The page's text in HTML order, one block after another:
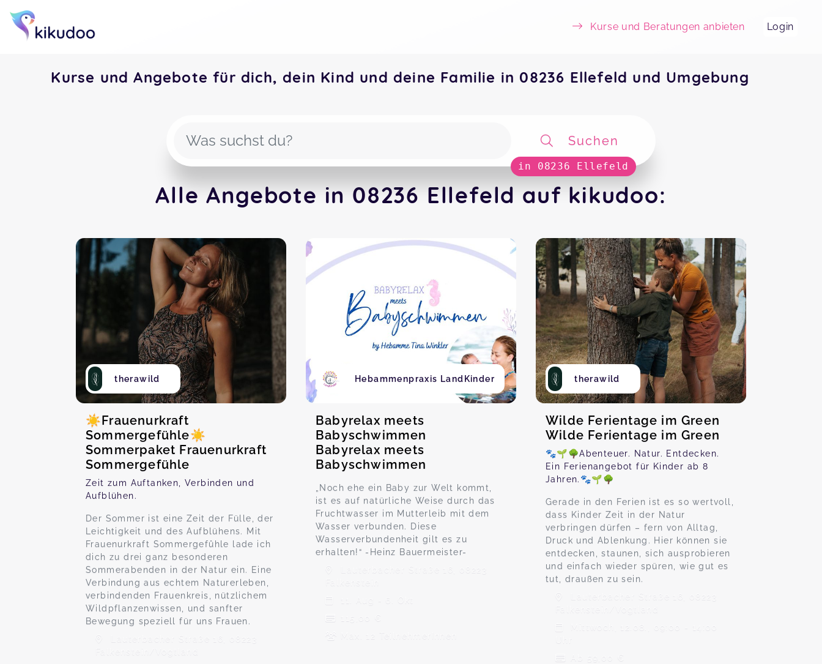
Kurse und Beratungen anbieten Login
Kurse und Angebote für dich, dein Kind und deine Familie in 08236 Ellefeld und Umgebung
Suchen
in 08236 Ellefeld
Alle Angebote in 08236 Ellefeld auf kikudoo:
therawild
☀️Frauenurkraft
Sommergefühle☀️
Sommerpaket Frauenurkraft
Sommergefühle
Zeit zum Auftanken, Verbinden und
Aufblühen.
Der Sommer ist eine Zeit der Fülle, der
Leichtigkeit und des Aufblühens. Mit
Frauenurkraft Sommergefûhle lade ich
dich zu drei ganz besonderen
Sommerabenden in der Natur ein. Eine
Verbindung aus echtem Naturerleben,
verbindenden Frauenkreis, nützlichem
Wildpflanzenwissen, und sanfter
Bewegung speziell für uns Frauen.
Lauterbacher Straße 16, 08223
Falkenstein/Vogtland
Hebammenpraxis LandKinder
Babyrelax meets
Babyschwimmen
Babyrelax meets
Babyschwimmen
„Noch ehe ein Baby zur Welt kommt,
ist es auf natürliche Weise durch das
Fruchtwasser im Mutterleib mit dem
Wasser verbunden. Diese
Wasserverbundenheit gilt es zu
erhalten!“ -Heinz Bauermeister-
Lauterbacher Straße 16, 08223
Falkenstein
11. Aug - 6. Okt
115,00 €
Max. 12 TeilnehmerInnen
therawild
Wilde Ferientage im Green
Wilde Ferientage im Green
🐾🌱🌳Abenteuer. Natur. Entdecken.
Ein Ferienangebot für Kinder ab 8
Jahren.🐾🌱🌳
Gerade in den Ferien ist es so wertvoll,
dass Kinder Zeit in der Natur
verbringen dürfen – fern von Alltag,
Druck und Ablenkung. Hier können sie
entdecken, staunen, sich ausprobieren
und einfach wieder spüren, wie gut es
tut, draußen zu sein.
Lauterbacher Straße 16, 08223
Falkenstein/Vogtland
Mittwoch, 12.08., 09:00 - 14:00
Ab 59,00 €